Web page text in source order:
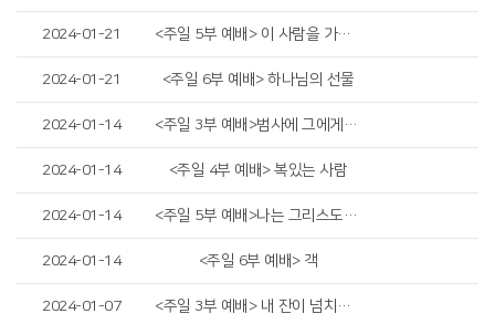
2024-01-21 <주일 5부 예배> 이 사람을 가리킴이라
2024-01-21 <주일 6부 예배> 하나님의 선물
2024-01-14 <주일 3부 예배>범사에 그에게까지 자랄지라
2024-01-14 <주일 4부 예배> 복있는 사람
2024-01-14 <주일 5부 예배>나는 그리스도가 아니라
2024-01-14 <주일 6부 예배> 객
2024-01-07 <주일 3부 예배> 내 잔이 넘치나이다